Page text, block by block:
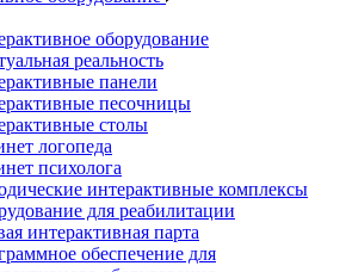
оборудование
реальность
панели
песочницы
столы
логопеда
психолога
интерактивные комплексы
для реабилитации
интерактивная парта
обеспечение для